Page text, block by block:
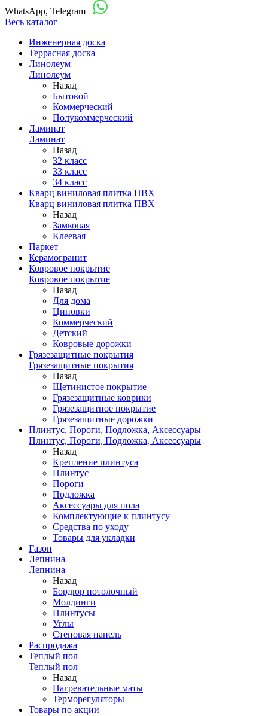
WhatsApp, Telegram
Весь каталог
Инженерная доска
Террасная доска
Линолеум
Линолеум
Назад
Бытовой
Коммерческий
Полукоммерческий
Ламинат
Ламинат
Назад
32 класс
33 класс
34 класс
Кварц виниловая плитка ПВХ
Кварц виниловая плитка ПВХ
Назад
Замковая
Клеевая
Паркет
Керамогранит
Ковровое покрытие
Ковровое покрытие
Назад
Для дома
Циновки
Коммерческий
Детский
Ковровые дорожки
Грязезащитные покрытия
Грязезащитные покрытия
Назад
Щетинистое покрытие
Грязезащитные коврики
Грязезащитное покрытие
Грязезащитные дорожки
Плинтус, Пороги, Подложка, Аксессуары
Плинтус, Пороги, Подложка, Аксессуары
Назад
Крепление плинтуса
Плинтус
Пороги
Подложка
Аксессуары для пола
Комплектующие к плинтусу
Средства по уходу
Товары для укладки
Газон
Лепнина
Лепнина
Назад
Бордюр потолочный
Молдинги
Плинтусы
Углы
Стеновая панель
Распродажа
Теплый пол
Теплый пол
Назад
Нагревательные маты
Терморегуляторы
Товары по акции